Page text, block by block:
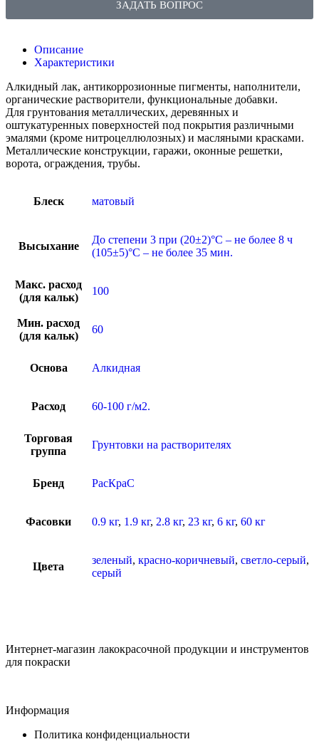
ЗАДАТЬ ВОПРОС
Описание
Характеристики
Алкидный лак, антикоррозионные пигменты, наполнители,
органические растворители, функциональные добавки.
Для грунтования металлических, деревянных и
оштукатуренных поверхностей под покрытия различными
эмалями (кроме нитроцеллюлозных) и масляными красками.
Металлические конструкции, гаражи, оконные решетки,
ворота, ограждения, трубы.
Блеск матовый
Высыхание
До степени 3 при (20±2)°С – не более 8 ч
(105±5)°С – не более 35 мин.
Макс. расход
(для кальк)
100
Мин. расход
(для кальк)
60
Основа Алкидная
Расход 60-100 г/м2.
Торговая
группа
Грунтовки на растворителях
Бренд РасКраС
Фасовки 0.9 кг, 1.9 кг, 2.8 кг, 23 кг, 6 кг, 60 кг
Цвета
зеленый, красно-коричневый, светло-серый,
серый
Интернет-магазин лакокрасочной продукции и инструментов
для покраски
Информация
Политика конфиденциальности